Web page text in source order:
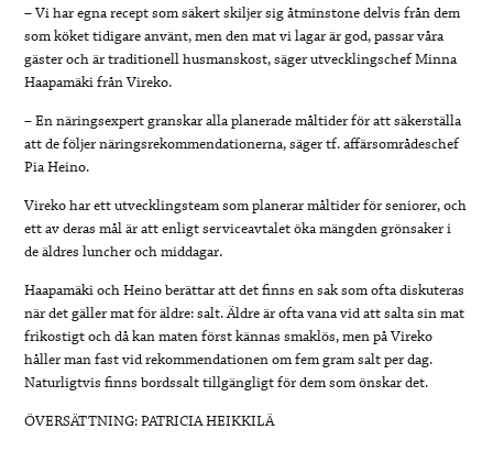
– Vi har egna recept som säkert skiljer sig åtminstone delvis från dem
som köket tidigare använt, men den mat vi lagar är god, passar våra
gäster och är traditionell husmanskost, säger utvecklingschef Minna
Haapamäki från Vireko.
– En näringsexpert granskar alla planerade måltider för att säkerställa
att de följer näringsrekommendationerna, säger tf. affärsområdeschef
Pia Heino.
Vireko har ett utvecklingsteam som planerar måltider för seniorer, och
ett av deras mål är att enligt serviceavtalet öka mängden grönsaker i
de äldres luncher och middagar.
Haapamäki och Heino berättar att det finns en sak som ofta diskuteras
när det gäller mat för äldre: salt. Äldre är ofta vana vid att salta sin mat
frikostigt och då kan maten först kännas smaklös, men på Vireko
håller man fast vid rekommendationen om fem gram salt per dag.
Naturligtvis finns bordssalt tillgängligt för dem som önskar det.
ÖVERSÄTTNING: PATRICIA HEIKKILÄ